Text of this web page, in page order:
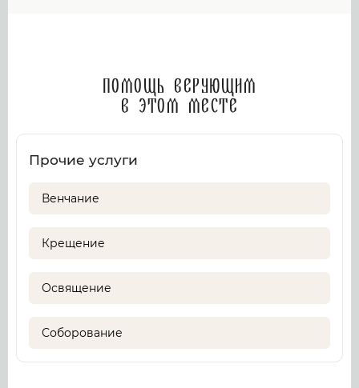
Помощь верующим
в этом месте
Прочие услуги
Венчание
Крещение
Освящение
Соборование